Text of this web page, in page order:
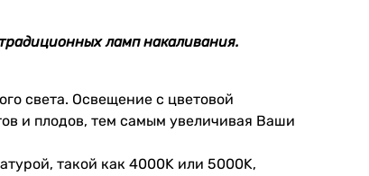
ламп накаливания.
света. Освещение с цветовой
и плодов, тем самым увеличивая Ваши
такой как 4000K или 5000K,